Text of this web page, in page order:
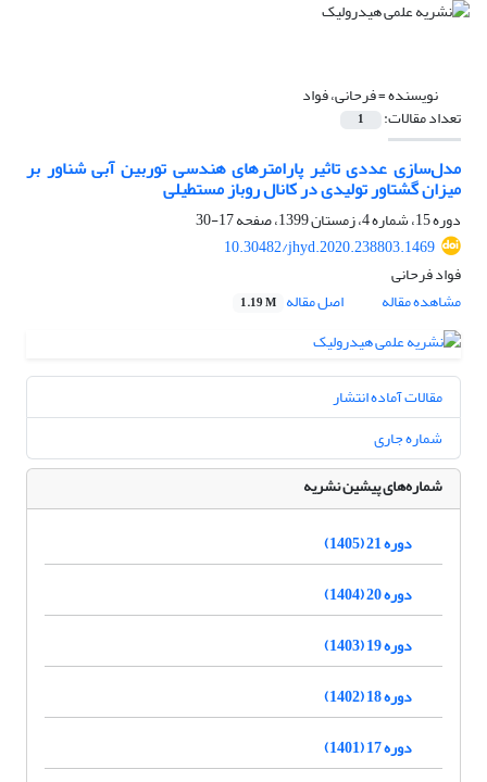
نویسنده =فرحانی، فواد
تعداد مقالات: 1
مدل‌سازی عددی تاثیر پارامترهای هندسی توربین آبی شناور بر
میزان گشتاور تولیدی در کانال روباز مستطیلی
دوره 15، شماره 4، زمستان 1399، صفحه
17-30
10.30482/jhyd.2020.238803.1469
فواد فرحانی
مشاهده مقاله
اصل مقاله 1.19 M
مقالات آماده انتشار
شماره جاری
شماره‌های پیشین نشریه
دوره 21 (1405)
دوره 20 (1404)
دوره 19 (1403)
دوره 18 (1402)
دوره 17 (1401)